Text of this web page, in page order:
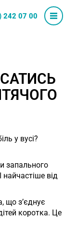
242 07 00
у вусі?
запального
найчастіше від
що з’єднує
коротка. Це